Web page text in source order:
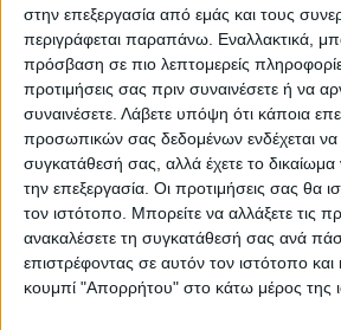
στην επεξεργασία από εμάς και τους
περιγράφεται παραπάνω. Εναλλακτικά,
πρόσβαση σε πιο λεπτομερείς
προτιμήσεις σας πριν συναινέσετε ή να
συναινέσετε. Λάβετε υπόψη ότι κάποια
προσωπικών σας δεδομένων ενδέχεται να
συγκατάθεσή σας, αλλά έχετε το δικαίωμα
την επεξεργασία. Οι προτιμήσεις σας θα
τον ιστότοπο. Μπορείτε να αλλάξετε τις
ανακαλέσετε τη συγκατάθεσή σας ανά
επιστρέφοντας σε αυτόν τον ιστότοπο και
κουμπί "Απορρήτου" στο κάτω μέρος της
υπογράψει τη σύμβαση και
το έργο, ή αν την απορρίψει
υπόλοιποι στη σειρά
που συμμετείχαν στη
έργου.
Αν όλοι την απορρίψουν,
διαγωνισμός θα κηρυχθεί
θυμίσουμε ότι αυτό είχε
περίπτωση του έργου που